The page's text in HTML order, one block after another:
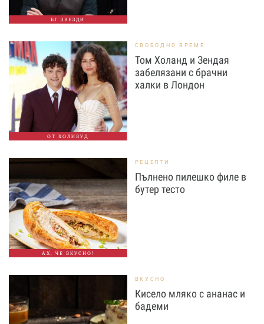
БГ ЗВЕЗДИ
ОТ ХОЛИВУД
СВОБОДНО ВРЕМЕ
Том Холанд и Зендая
забелязани с брачни
халки в Лондон
АХ, ЧЕ ВКУСНО!
РЕЦЕПТИ
Пълнено пилешко филе в
бутер тесто
ВКУСНО
Кисело мляко с ананас и
бадеми